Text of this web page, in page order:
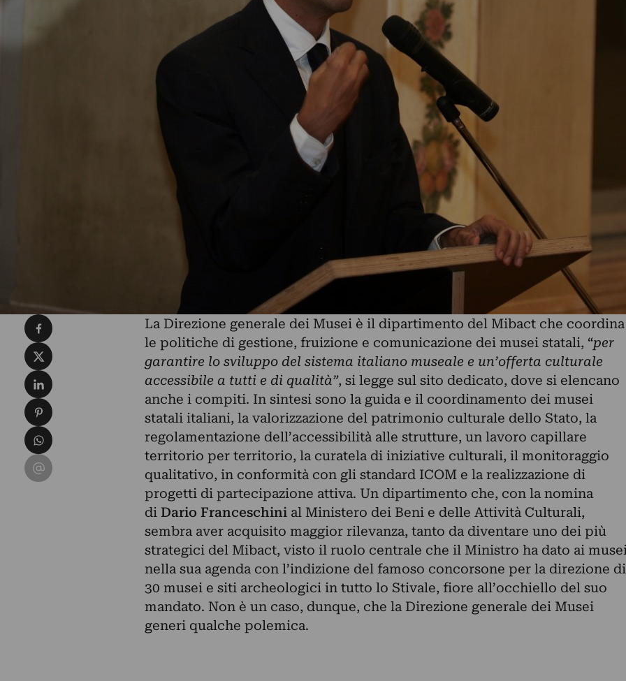
La Direzione generale dei Musei è il dipartimento del Mibact che coordina
le politiche di gestione, fruizione e comunicazione dei musei statali, “per
garantire lo sviluppo del sistema italiano museale e un’offerta culturale
accessibile a tutti e di qualità”, si legge sul sito dedicato, dove si elencano
anche i compiti. In sintesi sono la guida e il coordinamento dei musei
statali italiani, la valorizzazione del patrimonio culturale dello Stato, la
regolamentazione dell’accessibilità alle strutture, un lavoro capillare
territorio per territorio, la curatela di iniziative culturali, il monitoraggio
qualitativo, in conformità con gli standard ICOM e la realizzazione di
progetti di partecipazione attiva. Un dipartimento che, con la nomina
di Dario Franceschinial Ministero dei Beni e delle Attività Culturali,
sembra aver acquisito maggior rilevanza, tanto da diventare uno dei più
strategici del Mibact, visto il ruolo centrale che il Ministro ha dato ai
nella sua agenda con l’indizione del famoso concorsone per la direzione di
30 musei e siti archeologiciin tutto lo Stivale, fiore all’occhiello del suo
mandato. Non è un caso, dunque, che la Direzione generale dei Musei
generi qualche polemica.
Condividi su Facebook
Condividi su X
Condividi su LinkedIn
Condividi su Pinterest
Condividi su WhatsApp
Condividi su Email